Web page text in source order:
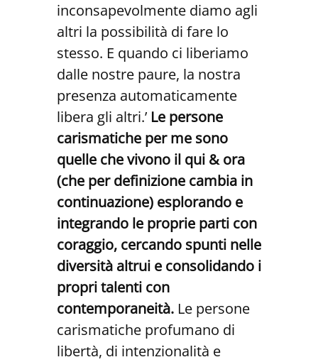
inconsapevolmente diamo agli
altri la possibilità di fare lo
stesso. E quando ci liberiamo
dalle nostre paure, la nostra
presenza automaticamente
libera gli altri.’ Le persone
carismatiche per me sono
quelle che vivono il qui & ora
(che per definizione cambia in
continuazione) esplorando e
integrando le proprie parti con
coraggio, cercando spunti nelle
diversità altrui e consolidando i
propri talenti con
contemporaneità. Le persone
carismatiche profumano di
libertà, di intenzionalità e